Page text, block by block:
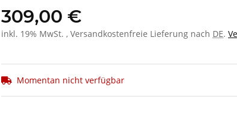
309,00 €
inkl. 19% MwSt. , Versandkostenfreie Lieferung nach DE.
Momentan nicht verfügbar